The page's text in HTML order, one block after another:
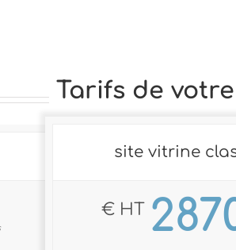
Tarifs de
site vitrine
€ HT